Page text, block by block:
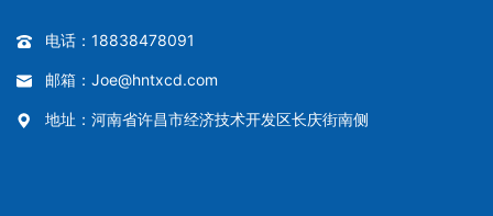
电话：18838478091
邮箱：Joe@hntxcd.com
地址：河南省许昌市经济技术开发区长庆街南侧